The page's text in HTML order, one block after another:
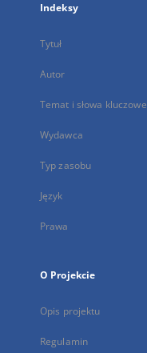
Indeksy
Tytuł
Autor
Temat i słowa kluczowe
Wydawca
Typ zasobu
Język
Prawa
O Projekcie
Opis projektu
Regulamin